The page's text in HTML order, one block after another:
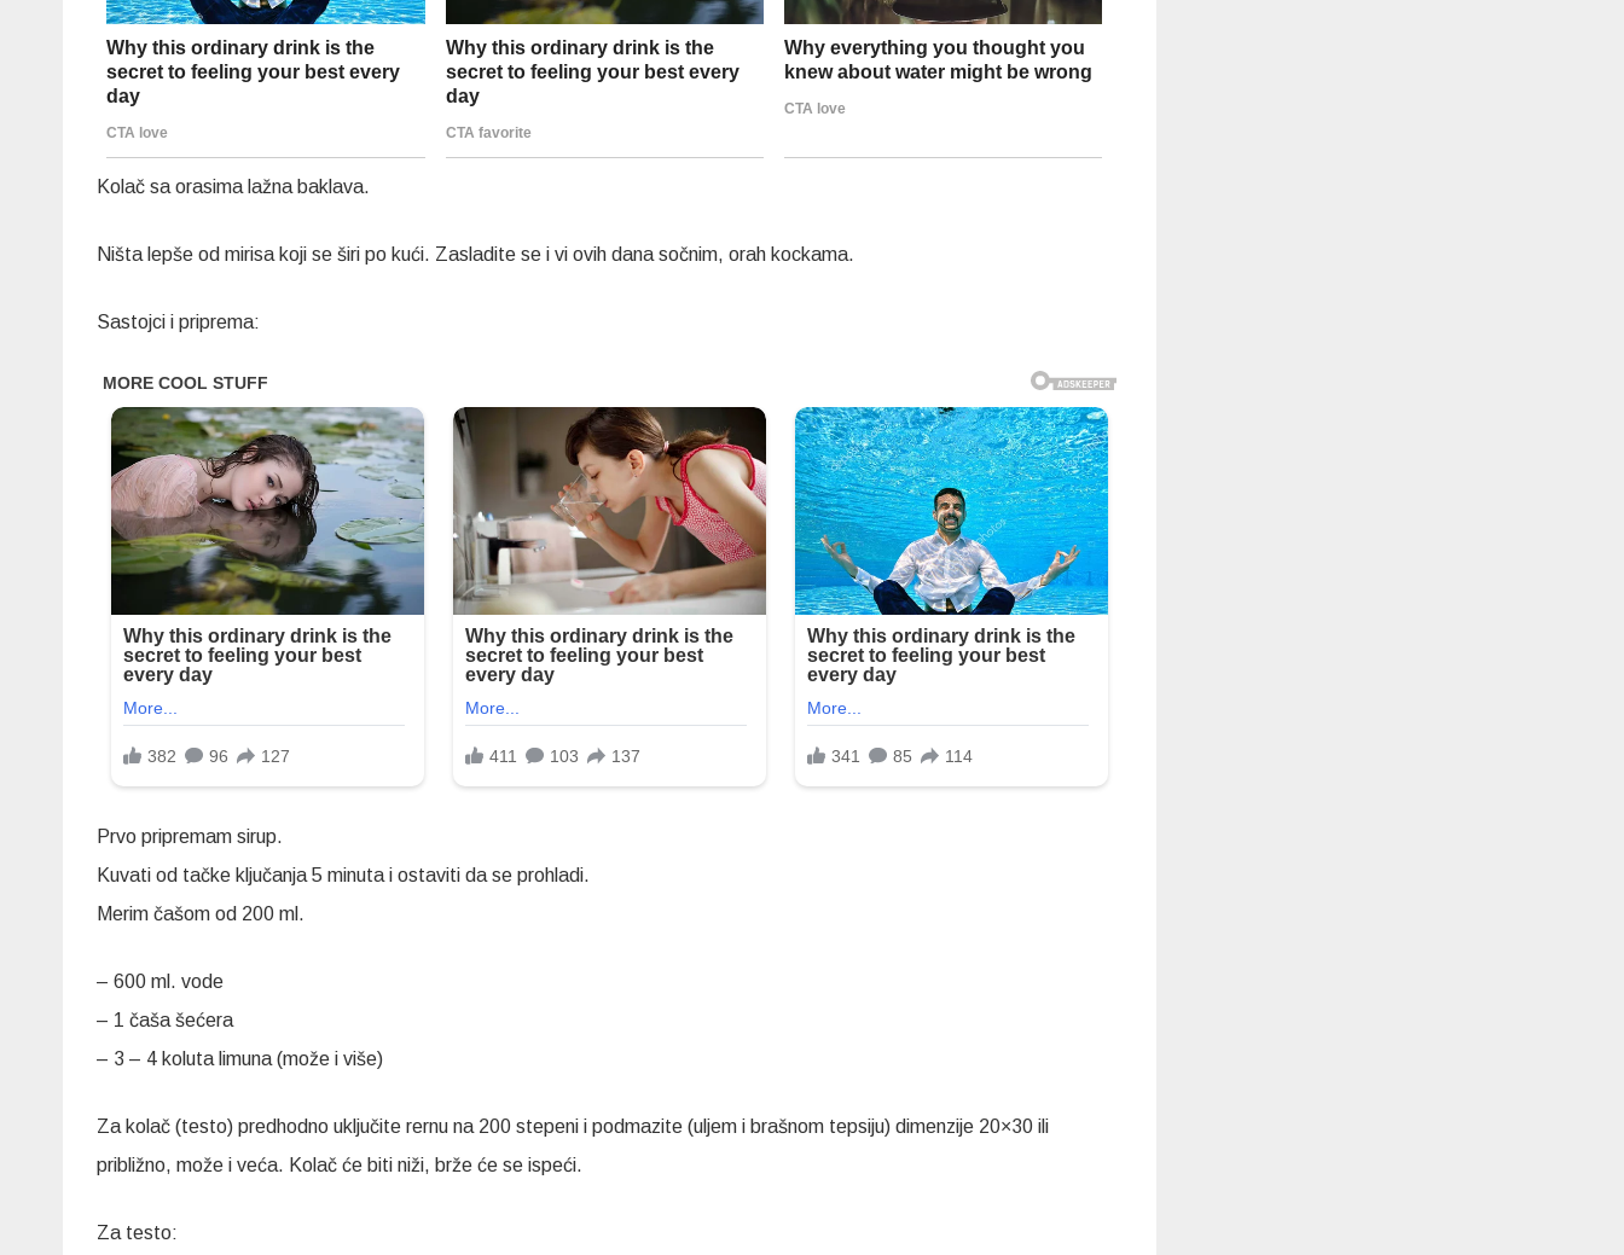
Kolač sa orasima lažna baklava.
Ništa lepše od mirisa koji se širi po kući. Zasladite se i vi ovih dana sočnim, orah kockama.
Sastojci i priprema:
Prvo pripremam sirup.
Kuvati od tačke ključanja 5 minuta i ostaviti da se prohladi.
Merim čašom od 200 ml.
– 600 ml. vode
– 1 čaša šećera
– 3 – 4 koluta limuna (može i više)
Za kolač (testo) predhodno uključite rernu na 200 stepeni i podmazite (uljem i brašnom tepsiju) dimenzije 20×30 ili
približno, može i veća. Kolač će biti niži, brže će se ispeći.
Za testo: